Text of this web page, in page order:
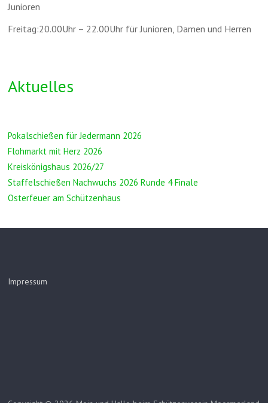
Junioren
Freitag:20.00Uhr – 22.00Uhr für Junioren, Damen und Herren
Aktuelles
Pokalschießen für Jedermann 2026
Flohmarkt mit Herz 2026
Kreiskönigshaus 2026/27
Staffelschießen Nachwuchs 2026 Runde 4 Finale
Osterfeuer am Schützenhaus
Impressum